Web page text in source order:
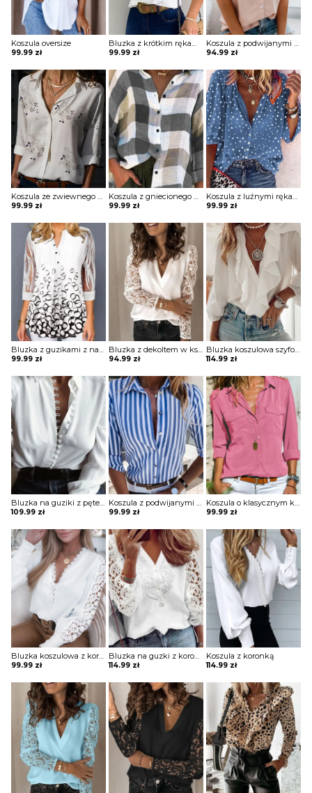
Koszula oversize
99.99 zł
Bluzka z krótkim rękawem z falbankami przy rękawach i ozdobnymi guzikami na dekolcie
99.99 zł
Koszula z podwijanymi krótkimi rękawami z kieszenią
94.99 zł
Koszula ze zwiewnego materiału z printem
99.99 zł
Koszula z gniecionego materiału na guziki
99.99 zł
Koszula z luźnymi rękawami z printem
99.99 zł
Bluzka z guzikami z nadrukiem i z transparentnymi rękawami
99.99 zł
Bluzka z dekoltem w kształcie litery V z koronkowymi rękawami
94.99 zł
Bluzka koszulowa szyfonowa z falbanką
114.99 zł
Bluzka na guziki z pętelkami
109.99 zł
Koszula z podwijanymi rękawami i ozdobnymi guzikami
99.99 zł
Koszula o klasycznym kroju z kieszeniami na piersi
99.99 zł
Bluzka koszulowa z koronkowymi wstawkami na rękawach i przy dekolcie
99.99 zł
Bluzka na guzki z koronkowymi rekawami i koronkową aplikacją
114.99 zł
Koszula z koronką
114.99 zł